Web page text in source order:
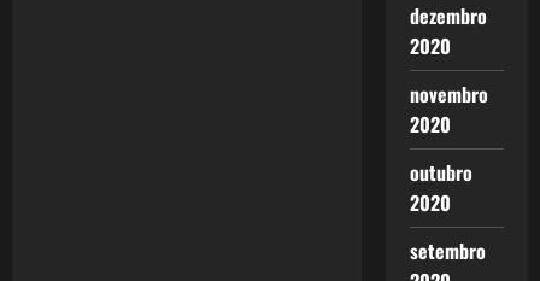
dezembro
2020
novembro
2020
outubro
2020
setembro